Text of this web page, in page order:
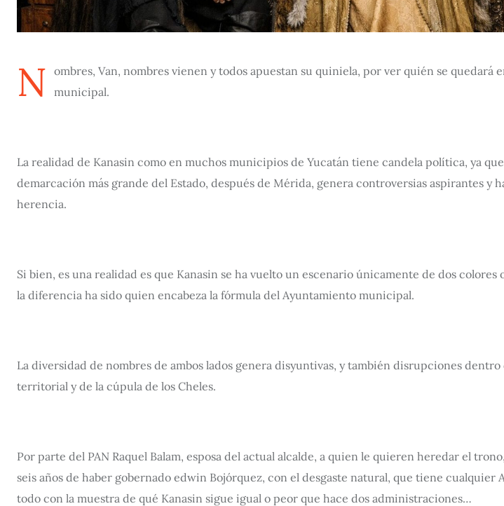
N ombres, Van, nombres vienen y todos apuestan su quiniela, por ver quién se quedará
municipal.
La realidad de Kanasin como en muchos municipios de Yucatán tiene candela política, ya
demarcación más grande del Estado, después de Mérida, genera controversias aspirantes y
herencia.
Si bien, es una realidad es que Kanasin se ha vuelto un escenario únicamente de dos colores
la diferencia ha sido quien encabeza la fórmula del Ayuntamiento municipal.
La diversidad de nombres de ambos lados genera disyuntivas, y también disrupciones
territorial y de la cúpula de los Cheles.
Por parte del PAN Raquel Balam, esposa del actual alcalde, a quien le quieren heredar el
seis años de haber gobernado edwin Bojórquez, con el desgaste natural, que tiene cualquier
todo con la muestra de qué Kanasin sigue igual o peor que hace dos administraciones…